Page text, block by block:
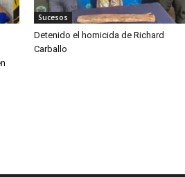
Sucesos
Detenido el homicida de Richard
Carballo